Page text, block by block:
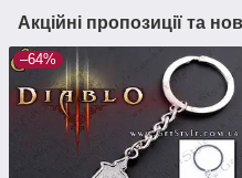
Акційні пропозиції та
–64%